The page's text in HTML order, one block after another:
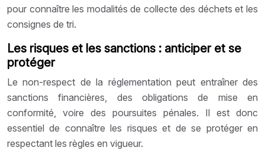
pour connaître les modalités de collecte des déchets et les
consignes de tri.
Les risques et les sanctions : anticiper et se
protéger
Le non-respect de la réglementation peut entraîner des
sanctions financières, des obligations de mise en
conformité, voire des poursuites pénales. Il est donc
essentiel de connaître les risques et de se protéger en
respectant les règles en vigueur.